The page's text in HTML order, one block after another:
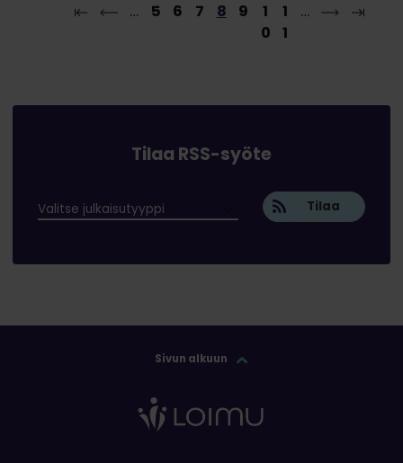
… 5 6 7 8 9
1
0
1
1
…
Tilaa RSS-syöte
Tilaa
Sivun alkuun